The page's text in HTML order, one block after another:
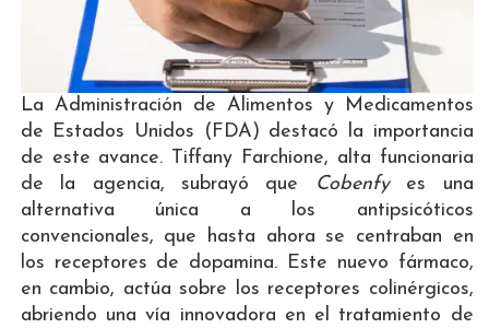
La Administración de Alimentos y Medicamentos
de Estados Unidos (FDA) destacó la importancia
de este avance. Tiffany Farchione, alta funcionaria
de la agencia, subrayó que
Cobenfyes una
alternativa única a los antipsicóticos
convencionales, que hasta ahora se centraban en
los receptores de dopamina. Este nuevo fármaco,
en cambio, actúa sobre los receptores colinérgicos,
abriendo una vía innovadora en el tratamiento de